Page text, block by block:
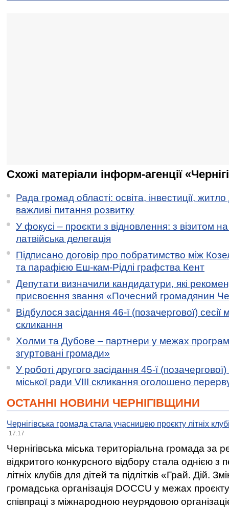
Схожі матеріали інформ-агенції
Рада громад області: освіта, інвестиції,
важливі питання розвитку
У фокусі – проєкти з відновлення: з візитом
латвійська делегація
Підписано договір про побратимство між
та парафією Еш-кам-Рідлі графства Кент
Депутати визначили кандидатури, які
присвоєння звання «Почесний громадянин
Відбулося засідання 46-ї (позачергової) сесії
скликання
Холми та Дубове – партнери у межах
згуртовані громади»
У роботі другого засідання 45-ї (позачергової)
міської ради VIII скликання оголошено
ОСТАННІ НОВИНИ ЧЕРНІГІВЩИНИ
Чернігівська громада стала учасницею проєкту літніх
17:17
Чернігівська міська територіальна громада за
відкритого конкурсного відбору стала однією
літніх клубів для дітей та підлітків «Грай. Дій.
громадська організація DOCCU у межах
співпраці з міжнародною неурядовою